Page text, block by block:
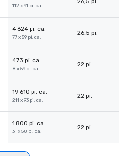
112 x 91 pi. ca.
26,5 pi.
4 624 pi. ca.
77 x 59 pi. ca.
26,5 pi.
473 pi. ca.
8 x 59 pi. ca.
22 pi.
19 610 pi. ca.
211 x 93 pi. ca.
22 pi.
1 800 pi. ca.
31 x 58 pi. ca.
22 pi.